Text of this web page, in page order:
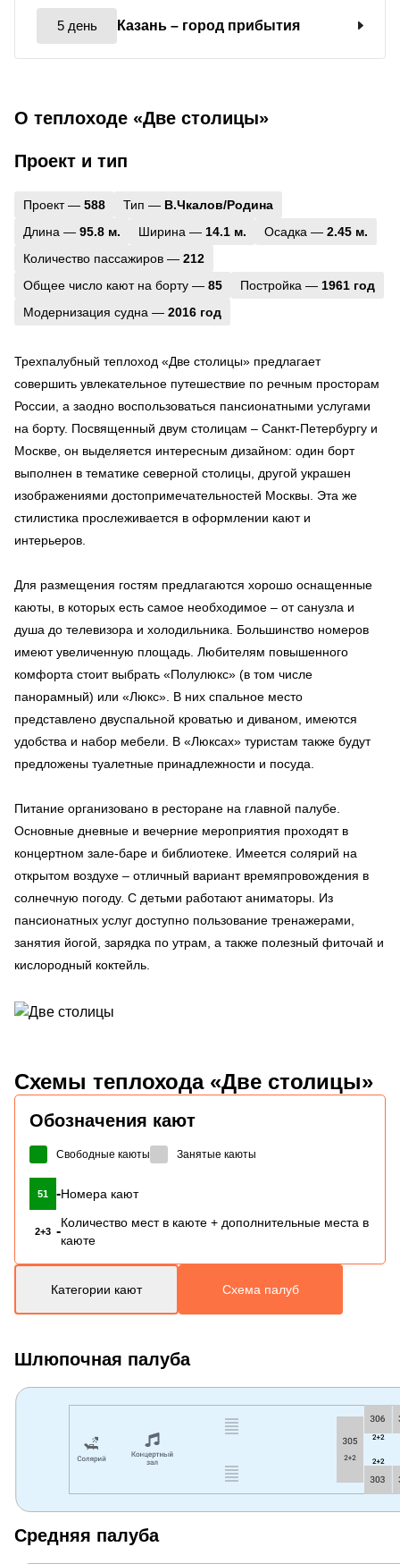
5 день Казань – город прибытия
О теплоходе «Две столицы»
Проект и тип
Проект — 588 Тип — В.Чкалов/Родина
Длина — 95.8 м. Ширина — 14.1 м. Осадка — 2.45 м.
Количество пассажиров — 212
Общее число кают на борту — 85 Постройка — 1961 год
Модернизация судна — 2016 год
Трехпалубный теплоход «Две столицы» предлагает
совершить увлекательное путешествие по речным просторам
России, а заодно воспользоваться пансионатными услугами
на борту. Посвященный двум столицам – Санкт-Петербургу и
Москве, он выделяется интересным дизайном: один борт
выполнен в тематике северной столицы, другой украшен
изображениями достопримечательностей Москвы. Эта же
стилистика прослеживается в оформлении кают и
интерьеров.
Для размещения гостям предлагаются хорошо оснащенные
каюты, в которых есть самое необходимое – от санузла и
душа до телевизора и холодильника. Большинство номеров
имеют увеличенную площадь. Любителям повышенного
комфорта стоит выбрать «Полулюкс» (в том числе
панорамный) или «Люкс». В них спальное место
представлено двуспальной кроватью и диваном, имеются
удобства и набор мебели. В «Люксах» туристам также будут
предложены туалетные принадлежности и посуда.
Питание организовано в ресторане на главной палубе.
Основные дневные и вечерние мероприятия проходят в
концертном зале-баре и библиотеке. Имеется солярий на
открытом воздухе – отличный вариант времяпровождения в
солнечную погоду. С детьми работают аниматоры. Из
пансионатных услуг доступно пользование тренажерами,
занятия йогой, зарядка по утрам, а также полезный фиточай и
кислородный коктейль.
Схемы теплохода «Две столицы»
Обозначения кают
Свободные каюты Занятые каюты
51 -Номера кают
2+3 -
Количество мест в каюте + дополнительные места в
каюте
Категории кают Схема палуб
Шлюпочная палуба
Средняя палуба